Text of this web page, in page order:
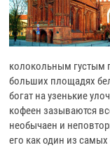
колокольным густым
больших площадях
богат на узенькие
кофеен зазываются
необычаен и
его как один из